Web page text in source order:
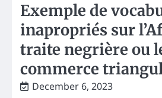
Exemple de
inapropriés sur
traite negrière ou
commerce
December 6, 2023